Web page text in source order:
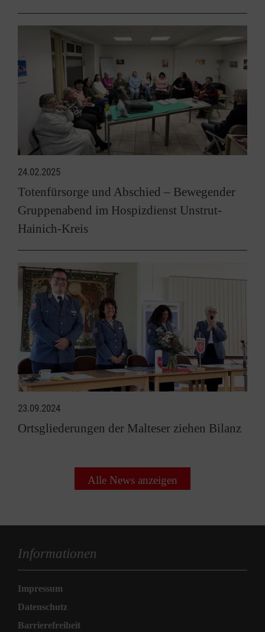
24.02.2025
Totenfürsorge und Abschied – Bewegender
Gruppenabend im Hospizdienst Unstrut-
Hainich-Kreis
23.09.2024
Ortsgliederungen der Malteser ziehen Bilanz
Alle News anzeigen
Informationen
Impressum
Datenschutz
Barrierefreiheit